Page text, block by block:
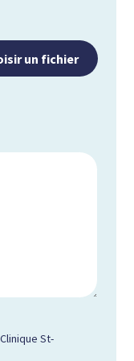
un fichier
St-